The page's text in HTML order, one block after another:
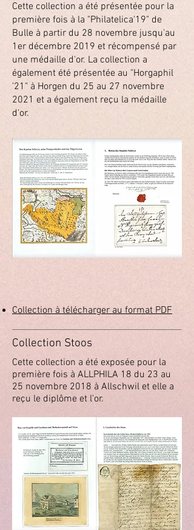
Cette collection a été présentée pour la
première fois à la "Philatelica'19" de
Bulle à partir du 28 novembre jusqu'au
1er décembre 2019 et récompensé par
une médaille d'or. La collection a
également été présentée au "Horgaphil
'21" à Horgen du 25 au 27 novembre
2021 et a également reçu la médaille
d'or.
Collection à télécharger au format PDF
Collection Stoos
Cette collection a été exposée pour la
première fois à ALLPHILA 18 du 23 au
25 novembre 2018 à Allschwil et elle a
reçu le diplôme et l'or.